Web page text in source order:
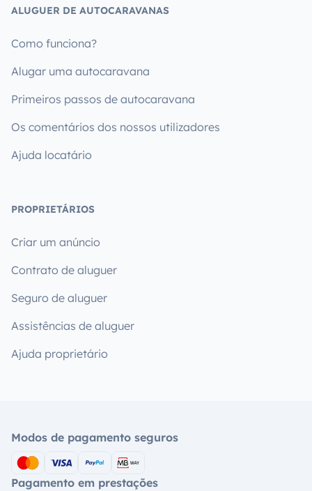
ALUGUER DE AUTOCARAVANAS
Como funciona?
Alugar uma autocaravana
Primeiros passos de autocaravana
Os comentários dos nossos utilizadores
Ajuda locatário
PROPRIETÁRIOS
Criar um anúncio
Contrato de aluguer
Seguro de aluguer
Assistências de aluguer
Ajuda proprietário
Modos de pagamento seguros
Pagamento em prestações